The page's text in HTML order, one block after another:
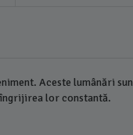
Aceste lumânări
lor constantă.